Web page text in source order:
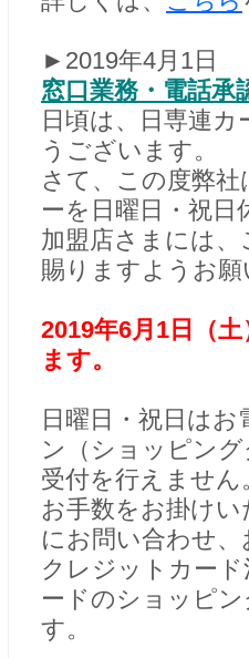
►2019年4月1日
窓口業務・電話
日頃は、日専連
うございます。
さて、この度弊
ーを日曜日・祝
加盟店さまには
賜りますようお
2019年6月1日（
ます。
日曜日・祝日は
ン（ショッピン
受付を行えません
お手数をお掛け
にお問い合わせ
クレジットカー
ードのショッピ
す。